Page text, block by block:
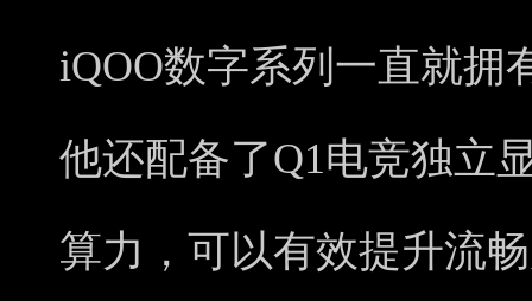
iQOO数字系列一直就拥
他还配备了Q1电竞独立
算力，可以有效提升流